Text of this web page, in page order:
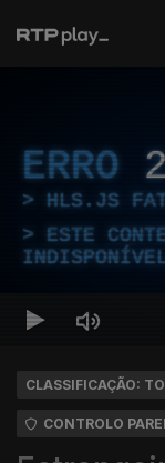
ERRO
HLS.JS
ESTE
CLASSIFICAÇÃO:
CONTROLO